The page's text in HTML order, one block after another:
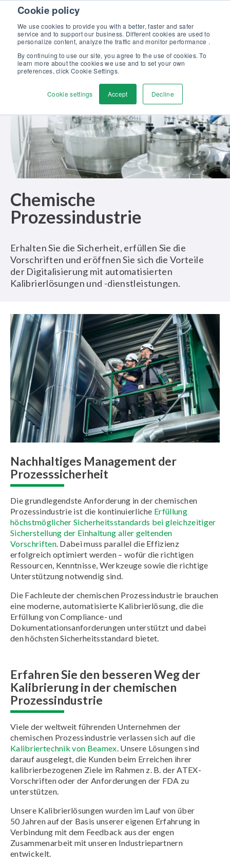
Cookie policy
We use cookies to provide you with a better, faster and safer
service and to support our business. Different cookies are used to
personalize content, analyze the traffic and monitor performance .
By continuing to use our site, you agree to the use of cookies. To
learn more about the cookies we use and to set your own
preferences, click Cookie Settings.
Cookie settings Accept Decline
Skip to content
Kalibriergrundlagen Druck (eBook) – jetzt kostenlos herunterladen!
Kontaktieren
Chemische
Prozessindustrie
Erhalten Sie die Sicherheit, erfüllen Sie die
Vorschriften und eröffnen Sie sich die Vorteile
der Digitalisierung mit automatisierten
Kalibrierlösungen und -dienstleistungen.
Nachhaltiges Management der
Prozesssicherheit
Die grundlegendste Anforderung in der chemischen
Prozessindustrie ist die kontinuierliche Erfüllung
höchstmöglicher Sicherheitsstandards bei gleichzeitiger
Sicherstellung der Einhaltung aller geltenden
Vorschriften. Dabei muss parallel die Effizienz
erfolgreich optimiert werden – wofür die richtigen
Ressourcen, Kenntnisse, Werkzeuge sowie die richtige
Unterstützung notwendig sind.
Die Fachleute der chemischen Prozessindustrie brauchen
eine moderne, automatisierte Kalibrierlösung, die die
Erfüllung von Compliance- und
Dokumentationsanforderungen unterstützt und dabei
den höchsten Sicherheitsstandard bietet.
Erfahren Sie den besseren Weg der
Kalibrierung in der chemischen
Prozessindustrie
Viele der weltweit führenden Unternehmen der
chemischen Prozessindustrie verlassen sich auf die
Kalibriertechnik von Beamex . Unsere Lösungen sind
darauf ausgelegt, die Kunden beim Erreichen ihrer
kalibrierbezogenen Ziele im Rahmen z. B. der ATEX-
Vorschriften oder der Anforderungen der FDA zu
unterstützen.
Unsere Kalibrierlösungen wurden im Lauf von über
50 Jahren auf der Basis unserer eigenen Erfahrung in
Verbindung mit dem Feedback aus der engen
Zusammenarbeit mit unseren Industriepartnern
entwickelt.